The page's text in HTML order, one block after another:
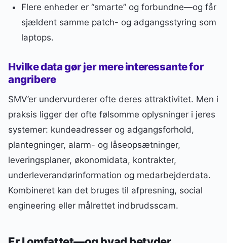
Flere enheder er “smarte” og forbundne—og får
sjældent samme patch- og adgangsstyring som
laptops.
Hvilke data gør jer mere interessante for
angribere
SMV’er undervurderer ofte deres attraktivitet. Men i
praksis ligger der ofte følsomme oplysninger i jeres
systemer: kundeadresser og adgangsforhold,
plantegninger, alarm- og låseopsætninger,
leveringsplaner, økonomidata, kontrakter,
underleverandørinformation og medarbejderdata.
Kombineret kan det bruges til afpresning, social
engineering eller målrettet indbrudsscam.